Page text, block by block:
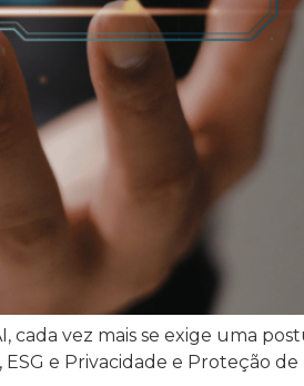
vez mais se exige uma
e Privacidade e Proteção de